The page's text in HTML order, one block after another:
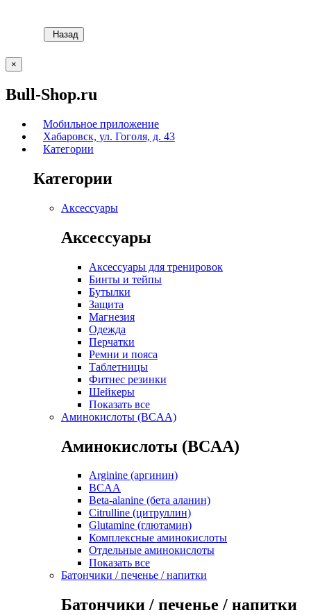
Назад
×
Bull-Shop.ru
Мобильное приложение
Хабаровск, ул. Гоголя, д. 43
Категории
Категории
Аксессуары
Аксессуары
Аксессуары для тренировок
Бинты и тейпы
Бутылки
Защита
Магнезия
Одежда
Перчатки
Ремни и пояса
Таблетницы
Фитнес резинки
Шейкеры
Показать все
Аминокислоты (BCAA)
Аминокислоты (BCAA)
Arginine (аргинин)
BCAA
Beta-alanine (бета аланин)
Citrulline (цитруллин)
Glutamine (глютамин)
Комплексные аминокислоты
Отдельные аминокислоты
Показать все
Батончики / печенье / напитки
Батончики / печенье / напитки